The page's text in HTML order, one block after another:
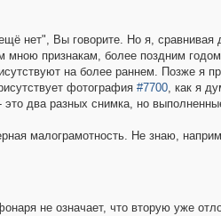
нет", Вы говорите. Но я, сравнивая
мною признакам, более поздним годом
на более раннем. Позже я
фотография #7700, как я
два разных снимка, но
малограмотность. Не знаю,
не означает, что вторую уже